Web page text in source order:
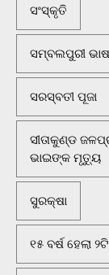
ସଂସ୍କୃତି
ସମ୍ବଲପୁରୀ
ସରସ୍ବତୀ ପୂଜା
ସୀତାକୁଣ୍ଡ
ଭାଇଙ୍କ ମୃତ୍ୟୁ
ସୁରକ୍ଷା
୧୫ ବର୍ଷ ହେଲା